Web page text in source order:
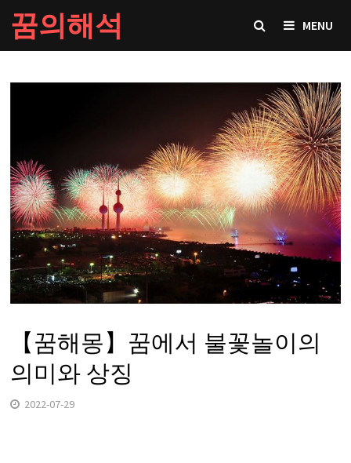
Skip
to
content
꿈의해석 MENU
【꿈해몽】꿈에서 불꽃놀이의
의미와 상징
2022-07-29